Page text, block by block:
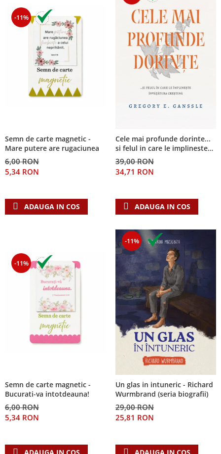
-11%
Semn de carte magnetic -
Mare putere are rugaciunea
6,00 RON
5,34 RON
ADAUGA IN COS
Cele mai profunde dorinte...
si felul in care le implineste
invatatura crestina
39,00 RON
34,71 RON
ADAUGA IN COS
-11%
Semn de carte magnetic -
Bucurati-va intotdeauna!
6,00 RON
5,34 RON
-11%
Un glas in intuneric - Richard
Wurmbrand (seria biografii)
29,00 RON
25,81 RON